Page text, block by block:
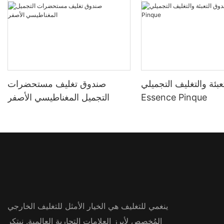
صندوق تغليف مستحضرات
التجميل المغناطيسي الأصفر
والتغليف التجميلي
Essence Pinque
ينغمي للتغليف هي الخيار الأمثل للتغليف الخارجي
المُخصص لأبرز العلامات التجارية العالمية. نبتكر